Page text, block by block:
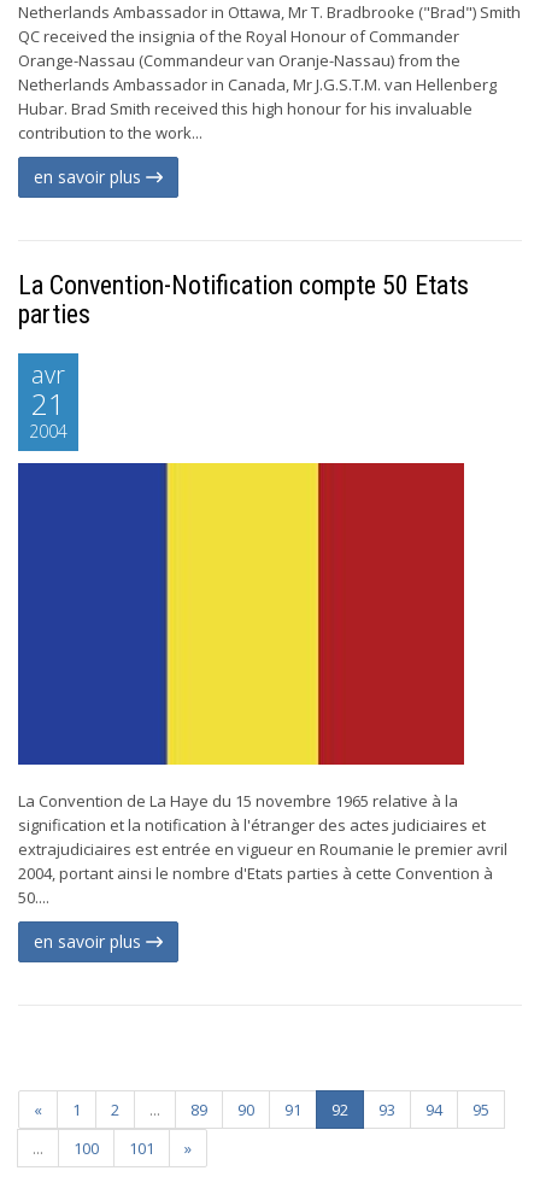
Netherlands Ambassador in Ottawa, Mr T. Bradbrooke ("Brad") Smith
QC received the insignia of the Royal Honour of Commander
Orange-Nassau (Commandeur van Oranje-Nassau) from the
Netherlands Ambassador in Canada, Mr J.G.S.T.M. van Hellenberg
Hubar. Brad Smith received this high honour for his invaluable
contribution to the work...
en savoir plus
La Convention-Notification compte 50 Etats
parties
avr
21
2004
La Convention de La Haye du 15 novembre 1965 relative à la
signification et la notification à l'étranger des actes judiciaires et
extrajudiciaires est entrée en vigueur en Roumanie le premier avril
2004, portant ainsi le nombre d'Etats parties à cette Convention à
50....
en savoir plus
« 1 2 ... 89 90 91 92 93 94
95
...
100 101 »